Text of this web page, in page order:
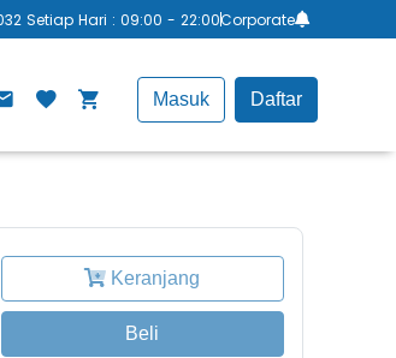
Setiap Hari : 09:00 - 22:00Corporate
Masuk Daftar
Keranjang
Beli